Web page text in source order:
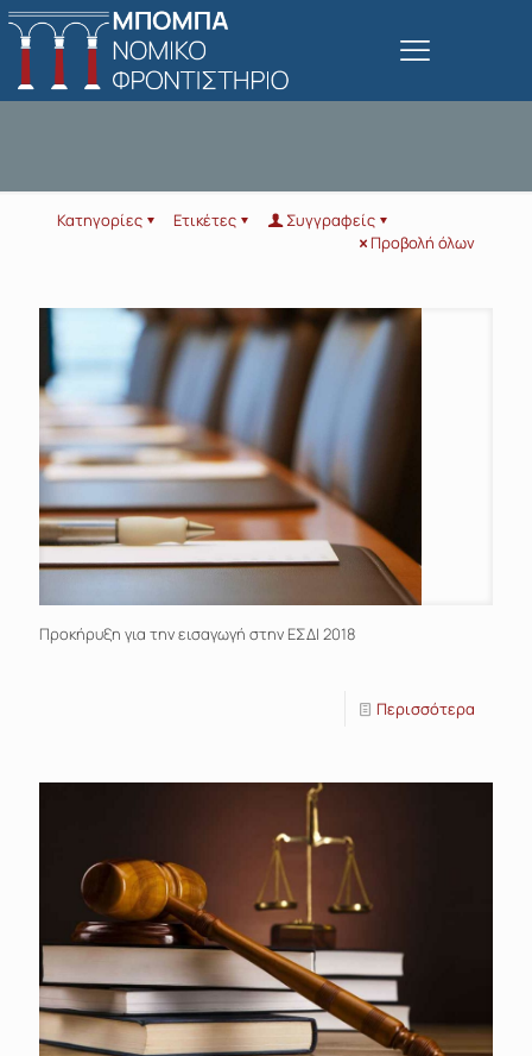
Κατηγορίες Ετικέτες
Συγγραφείς
Προβολή όλων
Προκήρυξη για την εισαγωγή στην ΕΣΔΙ 2018
Περισσότερα